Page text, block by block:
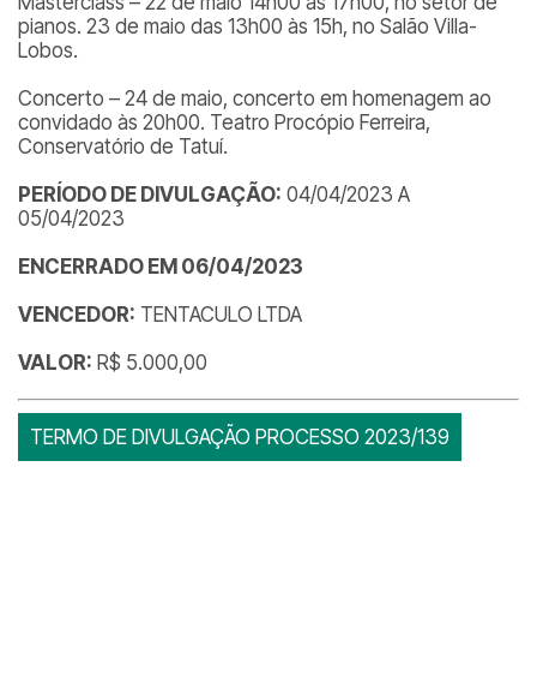
pianos. 23 de maio das 13h00 às 15h, no Salão Villa-
Lobos.
Concerto – 24 de maio, concerto em homenagem ao
convidado às 20h00. Teatro Procópio Ferreira,
Conservatório de Tatuí.
PERÍODO DE DIVULGAÇÃO: 04/04/2023 A
05/04/2023
ENCERRADO EM 06/04/2023
VENCEDOR: TENTACULO LTDA
VALOR: R$ 5.000,00
TERMO DE DIVULGAÇÃO PROCESSO 2023/139